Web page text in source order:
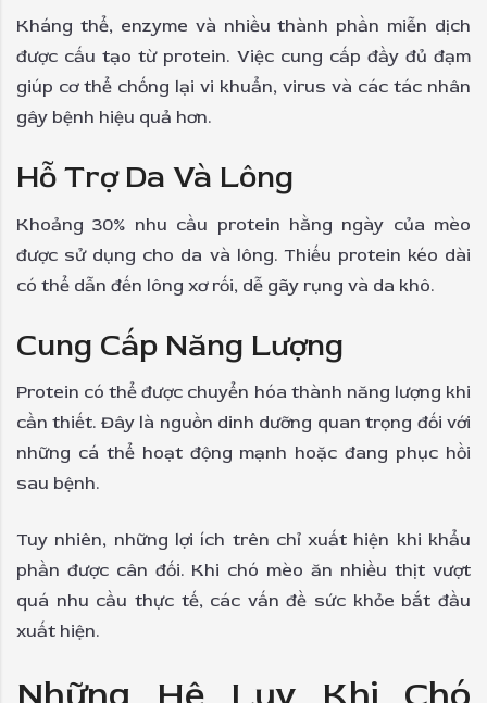
Kháng thể, enzyme và nhiều thành phần miễn dịch
được cấu tạo từ protein. Việc cung cấp đầy đủ đạm
giúp cơ thể chống lại vi khuẩn, virus và các tác nhân
gây bệnh hiệu quả hơn.
Hỗ Trợ Da Và Lông
Khoảng 30% nhu cầu protein hằng ngày của mèo
được sử dụng cho da và lông. Thiếu protein kéo dài
có thể dẫn đến lông xơ rối, dễ gãy rụng và da khô.
Cung Cấp Năng Lượng
Protein có thể được chuyển hóa thành năng lượng khi
cần thiết. Đây là nguồn dinh dưỡng quan trọng đối với
những cá thể hoạt động mạnh hoặc đang phục hồi
sau bệnh.
Tuy nhiên, những lợi ích trên chỉ xuất hiện khi khẩu
phần được cân đối. Khi chó mèo ăn nhiều thịt vượt
quá nhu cầu thực tế, các vấn đề sức khỏe bắt đầu
xuất hiện.